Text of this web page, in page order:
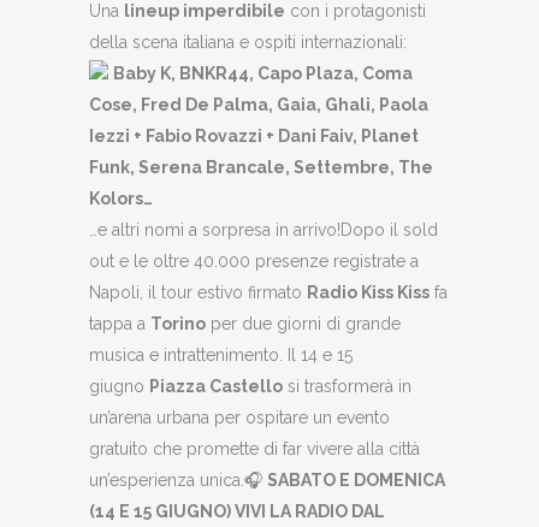
Una lineup imperdibile con i protagonisti
della scena italiana e ospiti internazionali:
Baby K, BNKR44, Capo Plaza, Coma
Cose, Fred De Palma, Gaia, Ghali, Paola
Iezzi + Fabio Rovazzi + Dani Faiv, Planet
Funk, Serena Brancale, Settembre, The
Kolors…
…e altri nomi a sorpresa in arrivo!Dopo il sold
out e le oltre 40.000 presenze registrate a
Napoli, il tour estivo firmato Radio Kiss Kiss fa
tappa a Torino per due giorni di grande
musica e intrattenimento. Il 14 e 15
giugno Piazza Castello si trasformerà in
un’arena urbana per ospitare un evento
gratuito che promette di far vivere alla città
un’esperienza unica. 🎧 SABATO E DOMENICA
(14 E 15 GIUGNO) VIVI LA RADIO DAL